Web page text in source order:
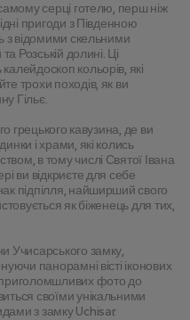
серці готелю, перш ніж
пригоди з Південною
з відомими скельними
Розській долині. Ці
кольорів, які
трохи походів, як ви
Гільє.
грецького кавузина, де ви
і храми, які колись
в тому числі Святої Івана
ви відкриєте для себе
підпілля, найширший свого
як біженець для тих,
Учисарського замку,
панорамні вісті іконових
фото до
своїми унікальними
з замку Uchisar.